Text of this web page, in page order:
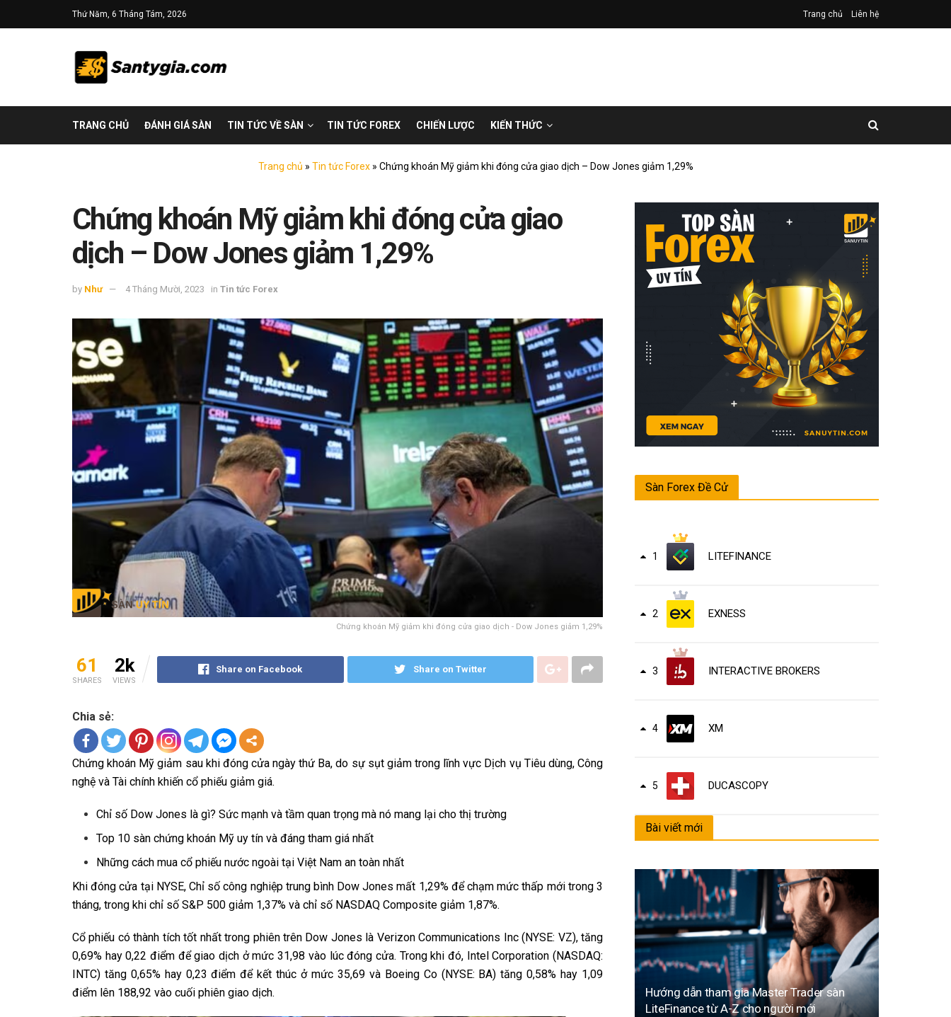
Thứ Năm, 6 Tháng Tám, 2026 Trang chủ Liên hệ
TRANG CHỦ ĐÁNH GIÁ SÀN TIN TỨC VỀ SÀN TIN TỨC FOREX CHIẾN LƯỢC KIẾN THỨC
Trang chủ » Tin tức Forex» Chứng khoán Mỹ giảm khi đóng cửa giao dịch – Dow Jones giảm 1,29%
Chứng khoán Mỹ giảm khi đóng cửa giao
dịch – Dow Jones giảm 1,29%
by Như 4 Tháng Mười, 2023 in Tin tức Forex
Chứng khoán Mỹ giảm khi đóng cửa giao dịch - Dow Jones giảm 1,29%
61
SHARES
2k
VIEWS
Share on Facebook Share on Twitter
Chia sẻ:
Chứng khoán Mỹ giảm sau khi đóng cửa ngày thứ Ba, do sự sụt giảm trong lĩnh vực Dịch vụ Tiêu dùng, Công
nghệ và Tài chính khiến cổ phiếu giảm giá.
Chỉ số Dow Jones là gì? Sức mạnh và tầm quan trọng mà nó mang lại cho thị trường
Top 10 sàn chứng khoán Mỹ uy tín và đáng tham giá nhất
Những cách mua cổ phiếu nước ngoài tại Việt Nam an toàn nhất
Khi đóng cửa tại NYSE, Chỉ số công nghiệp trung bình Dow Jones mất 1,29% để chạm mức thấp mới trong 3
tháng, trong khi chỉ số S&P 500 giảm 1,37% và chỉ số NASDAQ Composite giảm 1,87%.
Cổ phiếu có thành tích tốt nhất trong phiên trên Dow Jones là Verizon Communications Inc (NYSE: VZ), tăng
0,69% hay 0,22 điểm để giao dịch ở mức 31,98 vào lúc đóng cửa. Trong khi đó, Intel Corporation (NASDAQ:
INTC) tăng 0,65% hay 0,23 điểm để kết thúc ở mức 35,69 và Boeing Co (NYSE: BA) tăng 0,58% hay 1,09
điểm lên 188,92 vào cuối phiên giao dịch.
Sàn Forex Đề Cử
1 LITEFINANCE
2 EXNESS
3 INTERACTIVE BROKERS
4 XM
5 DUCASCOPY
Bài viết mới
Hướng dẫn tham gia Master Trader sàn
LiteFinance từ A-Z cho người mới